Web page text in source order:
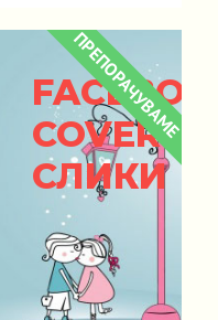
COVER
СЛИКИ
ПРЕПОРАЧУВАМЕ